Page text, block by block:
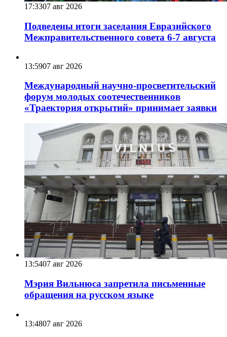
17:3307 авг 2026
Подведены итоги заседания Евразийского
Межправительственного совета 6-7 августа
13:5907 авг 2026
Международный научно-просветительский
форум молодых соотечественников
«Траектория открытий» принимает заявки
13:5407 авг 2026
Мэрия Вильнюса запретила письменные
обращения на русском языке
13:4807 авг 2026